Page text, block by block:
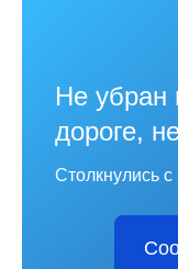
Не убран
дороге,
Столкнулись